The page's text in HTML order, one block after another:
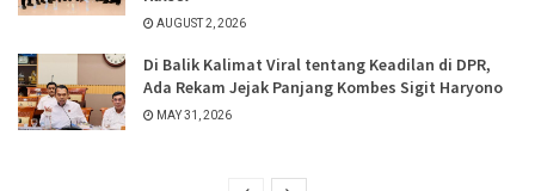
AUGUST 2, 2026
Di Balik Kalimat Viral tentang Keadilan di DPR,
Ada Rekam Jejak Panjang Kombes Sigit Haryono
MAY 31, 2026